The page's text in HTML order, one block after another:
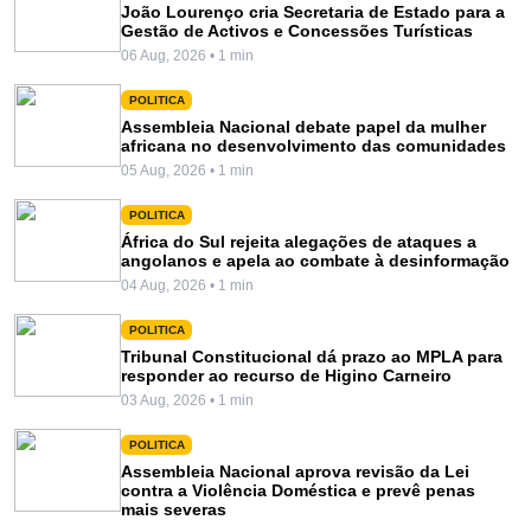
João Lourenço cria Secretaria de Estado para a
Gestão de Activos e Concessões Turísticas
06 Aug, 2026 • 1 min
POLITICA
Assembleia Nacional debate papel da mulher
africana no desenvolvimento das comunidades
05 Aug, 2026 • 1 min
POLITICA
África do Sul rejeita alegações de ataques a
angolanos e apela ao combate à desinformação
04 Aug, 2026 • 1 min
POLITICA
Tribunal Constitucional dá prazo ao MPLA para
responder ao recurso de Higino Carneiro
03 Aug, 2026 • 1 min
POLITICA
Assembleia Nacional aprova revisão da Lei
contra a Violência Doméstica e prevê penas
mais severas